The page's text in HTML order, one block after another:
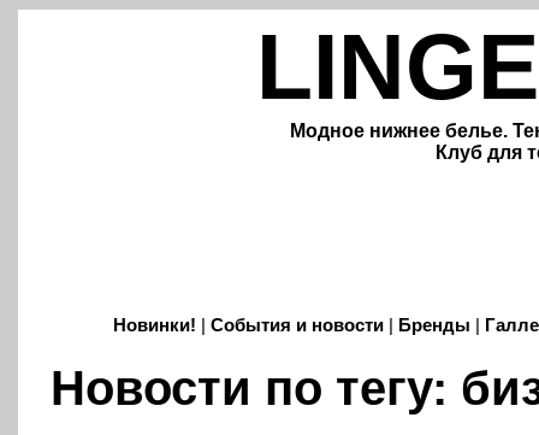
Модное нижнее белье.
Клуб для
Новинки! События и новости| Бренды
Новости по тегу: